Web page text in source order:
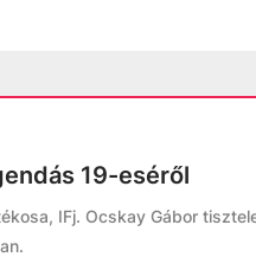
19-eséről
IFj. Ocskay Gábor